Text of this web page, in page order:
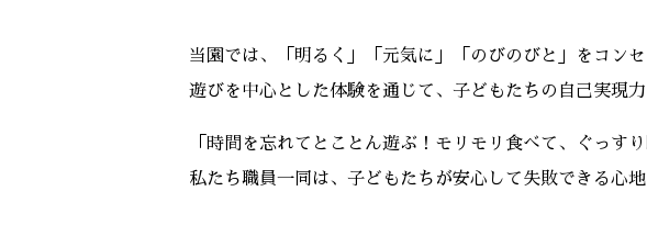
当園では、「明るく」「元気に」「のびのびと」をコンセ
遊びを中心とした体験を通じて、子どもたちの自己実現
「時間を忘れてとことん遊ぶ！モリモリ食べて、ぐっすり
私たち職員一同は、子どもたちが安心して失敗できる心